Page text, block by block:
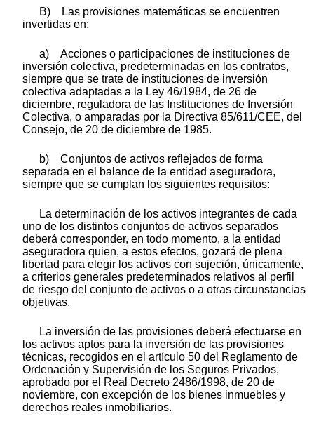
B) Las provisiones matemáticas se encuentren
invertidas en:
a) Acciones o participaciones de instituciones de
inversión colectiva, predeterminadas en los contratos,
siempre que se trate de instituciones de inversión
colectiva adaptadas a la Ley 46/1984, de 26 de
diciembre, reguladora de las Instituciones de Inversión
Colectiva, o amparadas por la Directiva 85/611/CEE, del
Consejo, de 20 de diciembre de 1985.
b) Conjuntos de activos reflejados de forma
separada en el balance de la entidad aseguradora,
siempre que se cumplan los siguientes requisitos:
La determinación de los activos integrantes de cada
uno de los distintos conjuntos de activos separados
deberá corresponder, en todo momento, a la entidad
aseguradora quien, a estos efectos, gozará de plena
libertad para elegir los activos con sujeción, únicamente,
a criterios generales predeterminados relativos al perfil
de riesgo del conjunto de activos o a otras circunstancias
objetivas.
La inversión de las provisiones deberá efectuarse en
los activos aptos para la inversión de las provisiones
técnicas, recogidos en el artículo 50 del Reglamento de
Ordenación y Supervisión de los Seguros Privados,
aprobado por el Real Decreto 2486/1998, de 20 de
noviembre, con excepción de los bienes inmuebles y
derechos reales inmobiliarios.